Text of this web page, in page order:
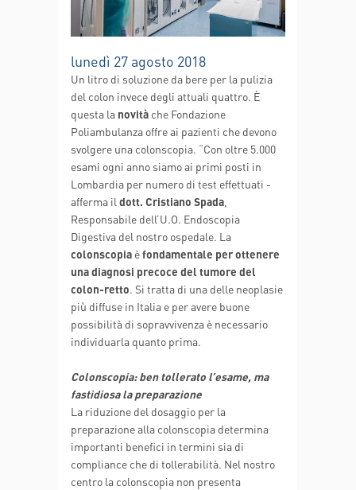
lunedì 27 agosto 2018
Un litro di soluzione da bere per la pulizia
del colon invece degli attuali quattro. È
questa la novità che Fondazione
Poliambulanza offre ai pazienti che devono
svolgere una colonscopia. “Con oltre 5.000
esami ogni anno siamo ai primi posti in
Lombardia per numero di test effettuati -
afferma il dott. Cristiano Spada
Responsabile dell’U.O. Endoscopia
Digestiva del nostro ospedale. La
colonscopia èfondamentale per ottenere
una diagnosi precoce del tumore del
colon-retto. Si tratta di una delle neoplasie
più diffuse in Italia e per avere buone
possibilità di sopravvivenza è necessario
individuarla quanto prima.
Colonscopia: ben tollerato l’esame, ma
fastidiosa la preparazione
La riduzione del dosaggio per la
preparazione alla colonscopia determina
importanti benefici in termini sia di
compliance che di tollerabilità. Nel nostro
centro la colonscopia non presenta